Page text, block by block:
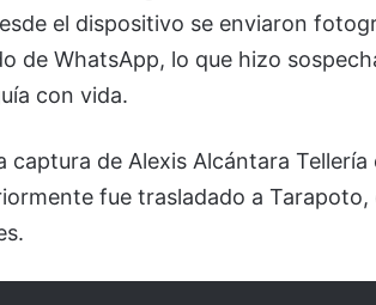
el dispositivo se enviaron
de WhatsApp, lo que hizo
con vida.
captura de Alexis Alcántara
fue trasladado a Tarapoto,